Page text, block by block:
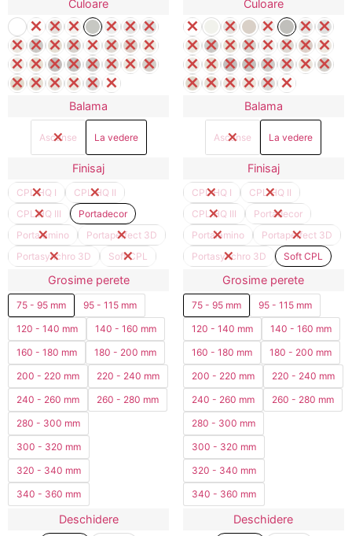
Culoare
Balama
Ascunse La vedere
Finisaj
CPL HQ I
CPL HQ II
CPL HQ III
Portadecor
Portalamino
Portaperfect 3D
Portasynchro 3D
Soft CPL
Grosime perete
75 - 95 mm
95 - 115 mm
120 - 140 mm
140 - 160 mm
160 - 180 mm
180 - 200 mm
200 - 220 mm
220 - 240 mm
240 - 260 mm
260 - 280 mm
280 - 300 mm
300 - 320 mm
320 - 340 mm
340 - 360 mm
Deschidere
Culoare
Balama
Ascunse La vedere
Finisaj
CPL HQ I
CPL HQ II
CPL HQ III
Portadecor
Portalamino
Portaperfect 3D
Portasynchro 3D
Soft CPL
Grosime perete
75 - 95 mm
95 - 115 mm
120 - 140 mm
140 - 160 mm
160 - 180 mm
180 - 200 mm
200 - 220 mm
220 - 240 mm
240 - 260 mm
260 - 280 mm
280 - 300 mm
300 - 320 mm
320 - 340 mm
340 - 360 mm
Deschidere